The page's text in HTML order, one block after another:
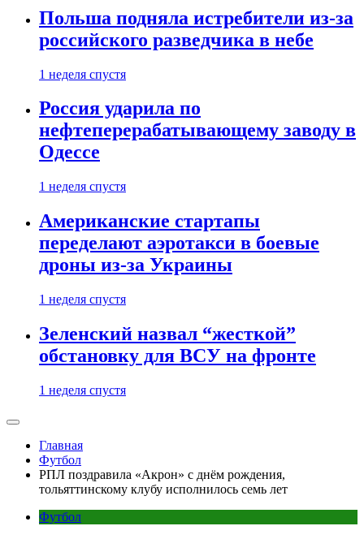
Польша подняла истребители из-за
российского разведчика в небе
1 неделя спустя
Россия ударила по
нефтеперерабатывающему заводу в
Одессе
1 неделя спустя
Американские стартапы
переделают аэротакси в боевые
дроны из-за Украины
1 неделя спустя
Зеленский назвал “жесткой”
обстановку для ВСУ на фронте
1 неделя спустя
Главная
Футбол
РПЛ поздравила «Акрон» с днём рождения,
тольяттинскому клубу исполнилось семь лет
Футбол